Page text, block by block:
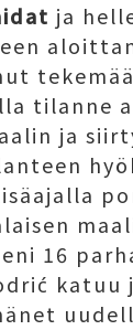
ja
tilanne
ja
16